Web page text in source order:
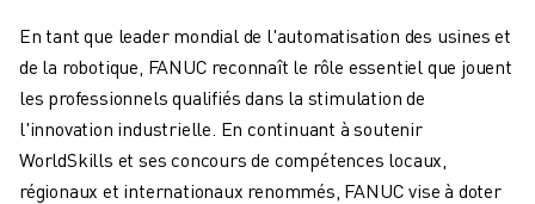
LOGICIEL ROBODRILL
ROBODRILL MAINTENANCE PRÉVENTIVE
DURABILITÉ DU ROBODRILL
ROBODRILL ENSEMBLE DE ROBOTS
ROBODRILL KIT PÉDAGOGIQUE
MACHINES DE MOULAGE PAR INJECTION ÉLECTRIQUES
En tant que leader mondial de l'automatisation des usines et
de la robotique, FANUC reconnaît le rôle essentiel que jouent
les professionnels qualifiés dans la stimulation de
l'innovation industrielle. En continuant à soutenir
WorldSkills et ses concours de compétences locaux,
régionaux et internationaux renommés, FANUC vise à doter